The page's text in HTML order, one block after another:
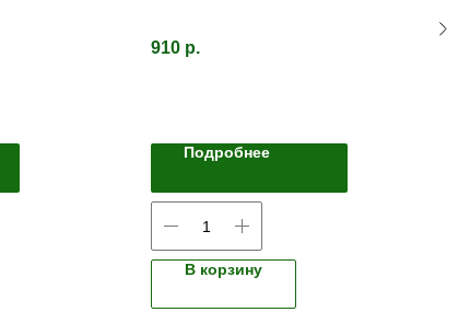
910 р.
Подробнее
В корзину